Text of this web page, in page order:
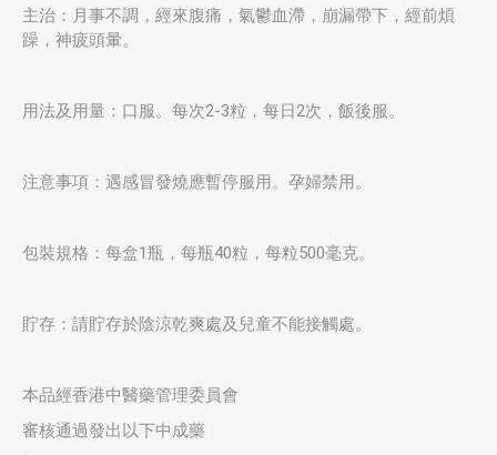
主治：月事不調，經來腹痛，氣鬱血滯，崩漏帶下，經前煩
躁，神疲頭暈。
用法及用量：口服。每次2-3粒，每日2次，飯後服。
注意事項：遇感冒發燒應暫停服用。孕婦禁用。
包裝規格：每盒1瓶，每瓶40粒，每粒500毫克。
貯存：請貯存於陰涼乾爽處及兒童不能接觸處。
本品經香港中醫藥管理委員會
審核通過發出以下中成藥